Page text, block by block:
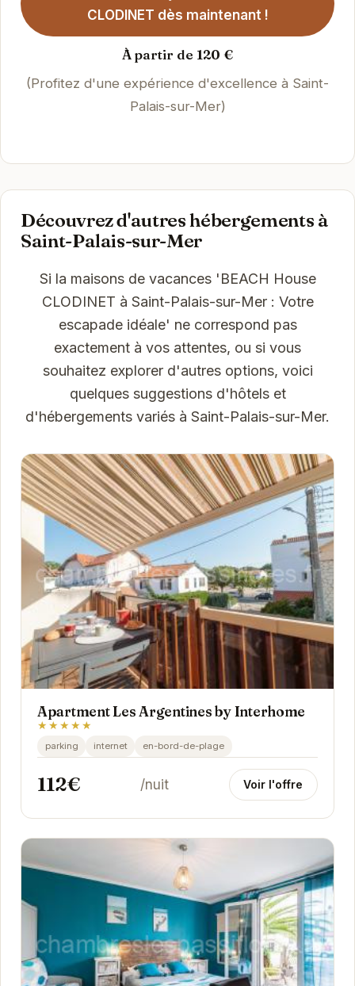
CLODINET dès maintenant !
À partir de 120 €
(Profitez d'une expérience d'excellence à Saint-
Palais-sur-Mer)
Découvrez d'autres hébergements à
Saint-Palais-sur-Mer
Si la maisons de vacances 'BEACH House
CLODINET à Saint-Palais-sur-Mer : Votre
escapade idéale' ne correspond pas
exactement à vos attentes, ou si vous
souhaitez explorer d'autres options, voici
quelques suggestions d'hôtels et
d'hébergements variés à Saint-Palais-sur-Mer.
Apartment Les Argentines by Interhome
★★★★★
parking internet en-bord-de-plage
112€ /nuit Voir l'offre